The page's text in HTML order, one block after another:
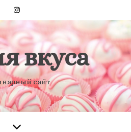
вкуса
сайт